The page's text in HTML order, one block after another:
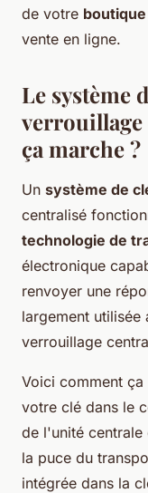
de votre
vente en ligne.
Le système
verrouillage
ça marche ?
Un système de
centralisé
technologie de
électronique
renvoyer une
largement utilisée
verrouillage
Voici comment
votre clé dans le
de l'unité centrale
la puce du
intégrée dans la